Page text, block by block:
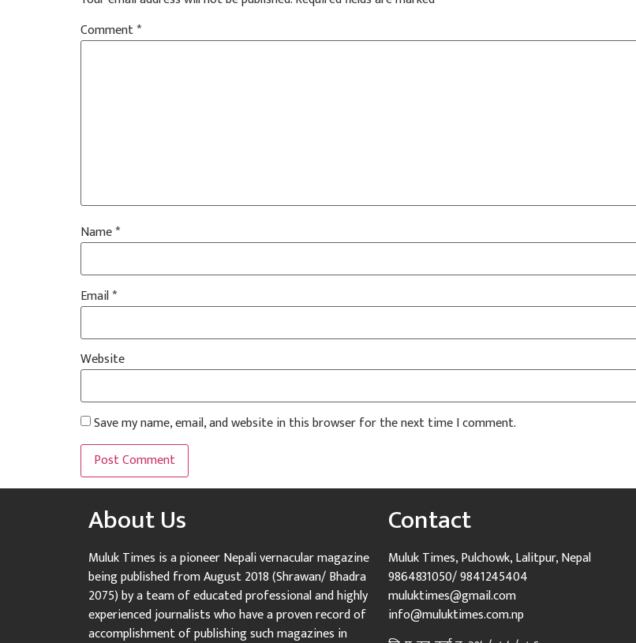
Comment*
Name*
Email*
Website
Save my name, email, and website in this browser for the next time I comment.
About Us
Muluk Times is a pioneer Nepali vernacular magazine
being published from August 2018 (Shrawan/ Bhadra
2075) by a team of educated professional and highly
experienced journalists who have a proven record of
accomplishment of publishing such magazines in
Contact
Muluk Times, Pulchowk, Lalitpur, Nepal
9864831050/ 9841245404
muluktimes@gmail.com
info@muluktimes.com.np